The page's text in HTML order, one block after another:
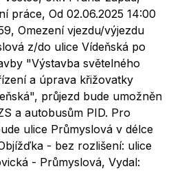
práce, Od 02.06.2025 14:00
Omezení vjezdu/výjezdu
z/do ulice Vídeňská po
"Výstavba světelného
a úprava křižovatky
průjezd bude umožněn
a autobusům PID. Pro
ulice Průmyslová v délce
- bez rozlišení: ulice
- Průmyslová, Vydal: